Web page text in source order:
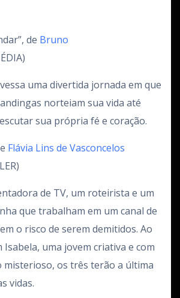
de Bruno
uma divertida jornada em que
norteiam sua vida até
sua própria fé e coração.
Flávia Lins de Vasconcelos
de TV, um roteirista e um
que trabalham em um canal de
o risco de serem demitidos. Ao
Isabela, uma jovem criativa e com
misterioso, os três terão a última
vidas.